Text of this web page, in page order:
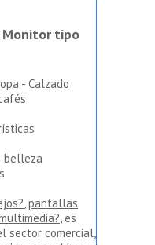
Monitor tipo
- Calzado
belleza
,pantallas
, es
sector comercial,